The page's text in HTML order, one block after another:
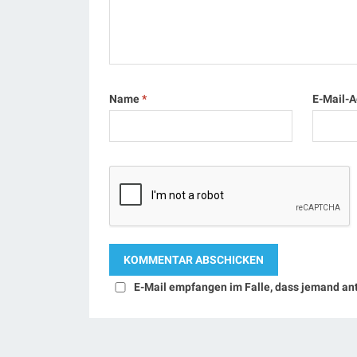
Name* E-Mail-
E-Mail empfangen im Falle, dass jemand